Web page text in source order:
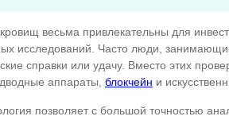
весьма привлекательны для
исследований. Часто люди,
справки или удачу. Вместо этих
аппараты, блокчейн и
позволяет с большой точностью